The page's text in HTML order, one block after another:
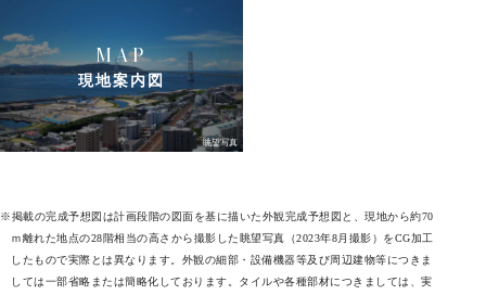
眺望写真
MAP
現地案内図
※掲載の完成予想図は計画段階の図面を基に描いた外観完成予想図と、現地から約70
ｍ離れた地点の28階相当の高さから撮影した眺望写真（2023年8月撮影）をCG加工
したもので実際とは異なります。外観の細部・設備機器等及び周辺建物等につきま
しては一部省略または簡略化しております。タイルや各種部材につきましては、実